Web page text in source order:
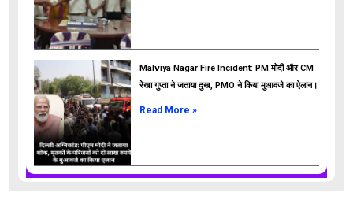
Malviya Nagar Fire Incident: PM मोदी और CM
रेखा गुप्ता ने जताया दुख, PMO ने किया मुआवजे का ऐलान।
Read More »